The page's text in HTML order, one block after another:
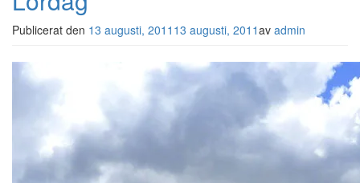
Publicerat den 13 augusti, 2011 13 augusti, 2011av admin